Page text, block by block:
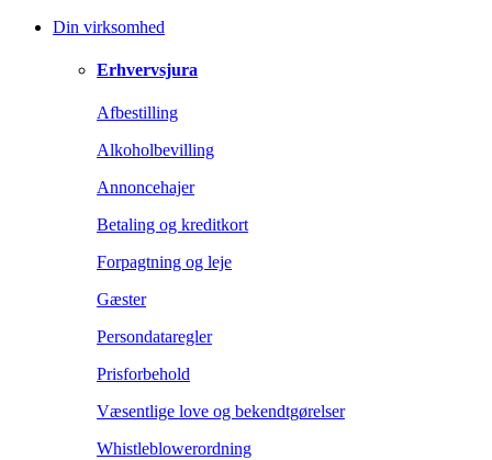
Din virksomhed
Erhvervsjura
Afbestilling
Alkoholbevilling
Annoncehajer
Betaling og kreditkort
Forpagtning og leje
Gæster
Persondataregler
Prisforbehold
Væsentlige love og bekendtgørelser
Whistleblowerordning